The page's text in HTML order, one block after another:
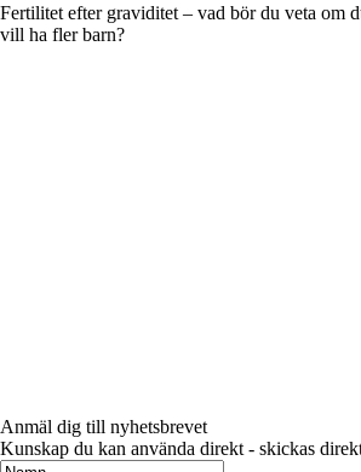
Fertilitet efter graviditet – vad bör du veta om
vill ha fler barn?
Anmäl dig till nyhetsbrevet
Kunskap du kan använda direkt - skickas